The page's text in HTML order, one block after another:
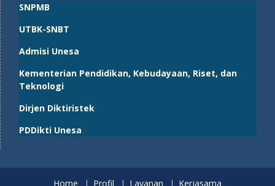
SNPMB
UTBK-SNBT
Admisi Unesa
Kementerian Pendidikan, Kebudayaan, Riset, dan
Teknologi
Dirjen Diktiristek
PDDikti Unesa
Home Profil Layanan Kerjasama